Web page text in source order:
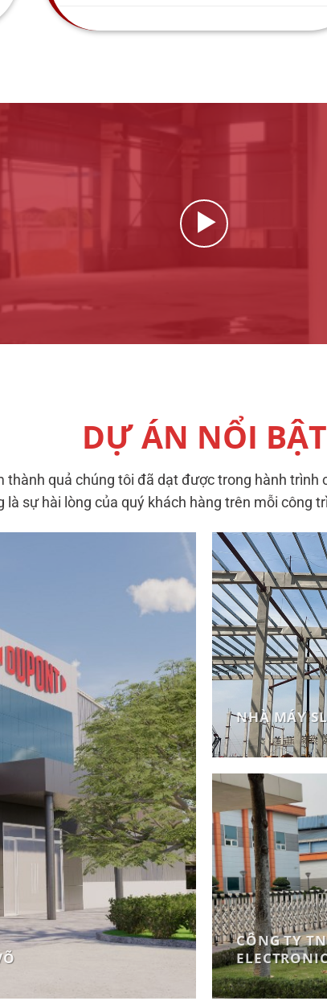
DỰ ÁN NỔI BẬT
thành quả chúng tôi đã dạt được trong hành trình
là sự hài lòng của quý khách hàng trên mỗi công
NHÀ MÁY
CÔNG TY